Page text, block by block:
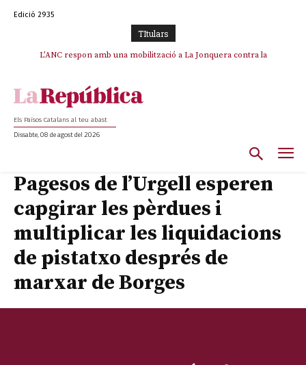
Edició 2935
TItulars
L’ANC respon amb una mobilització a La Jonquera contra la
SOS Costa Brava es planta contra la “nefasta” prolongació de la C-32 i
Els Països Catalans al teu abast
Dissabte, 08 de agost del 2026
Pagesos de l’Urgell esperen
capgirar les pèrdues i
multiplicar les liquidacions
de pistatxo després de
marxar de Borges